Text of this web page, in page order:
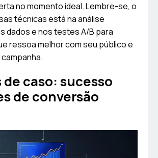
no momento ideal. Lembre-se, o
técnicas está na análise
dados e nos testes A/B para
ressoa melhor com seu público e
de caso: sucesso
de conversão